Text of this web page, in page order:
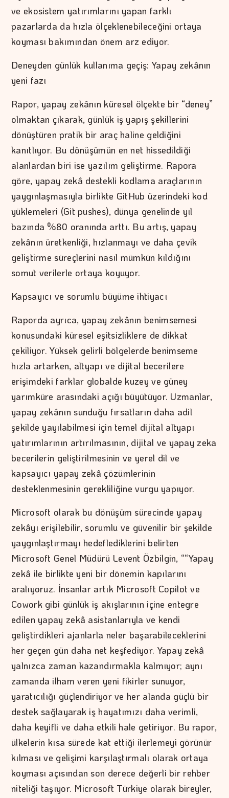
ve ekosistem yatırımlarını yapan farklı
pazarlarda da hızla ölçeklenebileceğini ortaya
koyması bakımından önem arz ediyor.
Deneyden günlük kullanıma geçiş: Yapay zekânın
yeni fazı
Rapor, yapay zekânın küresel ölçekte bir “deney”
olmaktan çıkarak, günlük iş yapış şekillerini
dönüştüren pratik bir araç haline geldiğini
kanıtlıyor. Bu dönüşümün en net hissedildiği
alanlardan biri ise yazılım geliştirme. Rapora
göre, yapay zekâ destekli kodlama araçlarının
yaygınlaşmasıyla birlikte GitHub üzerindeki kod
yüklemeleri (Git pushes), dünya genelinde yıl
bazında %80 oranında arttı. Bu artış, yapay
zekânın üretkenliği, hızlanmayı ve daha çevik
geliştirme süreçlerini nasıl mümkün kıldığını
somut verilerle ortaya koyuyor.
Kapsayıcı ve sorumlu büyüme ihtiyacı
Raporda ayrıca, yapay zekânın benimsemesi
konusundaki küresel eşitsizliklere de dikkat
çekiliyor. Yüksek gelirli bölgelerde benimseme
hızla artarken, altyapı ve dijital becerilere
erişimdeki farklar globalde kuzey ve güney
yarımküre arasındaki açığı büyütüyor. Uzmanlar,
yapay zekânın sunduğu fırsatların daha adil
şekilde yayılabilmesi için temel dijital altyapı
yatırımlarının artırılmasının, dijital ve yapay zeka
becerilerin geliştirilmesinin ve yerel dil ve
kapsayıcı yapay zekâ çözümlerinin
desteklenmesinin gerekliliğine vurgu yapıyor.
Microsoft olarak bu dönüşüm sürecinde yapay
zekâyı erişilebilir, sorumlu ve güvenilir bir şekilde
yaygınlaştırmayı hedeflediklerini belirten
Microsoft Genel Müdürü Levent Özbilgin, ““Yapay
zekâ ile birlikte yeni bir dönemin kapılarını
aralıyoruz. İnsanlar artık Microsoft Copilot ve
Cowork gibi günlük iş akışlarının içine entegre
edilen yapay zekâ asistanlarıyla ve kendi
geliştirdikleri ajanlarla neler başarabileceklerini
her geçen gün daha net keşfediyor. Yapay zekâ
yalnızca zaman kazandırmakla kalmıyor; aynı
zamanda ilham veren yeni fikirler sunuyor,
yaratıcılığı güçlendiriyor ve her alanda güçlü bir
destek sağlayarak iş hayatımızı daha verimli,
daha keyifli ve daha etkili hale getiriyor. Bu rapor,
ülkelerin kısa sürede kat ettiği ilerlemeyi görünür
kılması ve gelişimi karşılaştırmalı olarak ortaya
koyması açısından son derece değerli bir rehber
niteliği taşıyor. Microsoft Türkiye olarak bireyler,